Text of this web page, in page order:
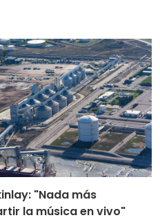
"Nada más
la música en vivo"